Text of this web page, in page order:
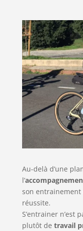
Au-delà d’une
l’
son entrainement
réussite.
S’entrainer n’est
plutôt de travail